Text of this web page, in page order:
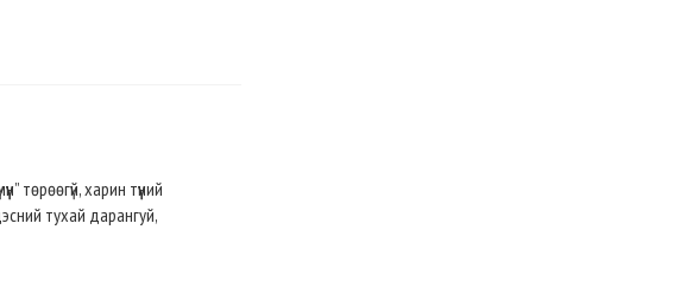
харин түүний
тухай дарангуй,